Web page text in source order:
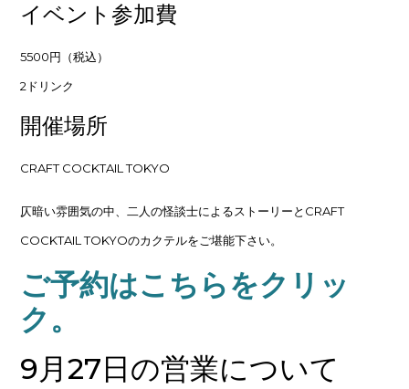
イベント参加費
5500円（税込）
2ドリンク
開催場所
CRAFT COCKTAIL TOKYO
仄暗い雰囲気の中、二人の怪談士によるストーリーとCRAFT
COCKTAIL TOKYOのカクテルをご堪能下さい。
ご予約はこちらをクリッ
ク。
9月27日の営業について